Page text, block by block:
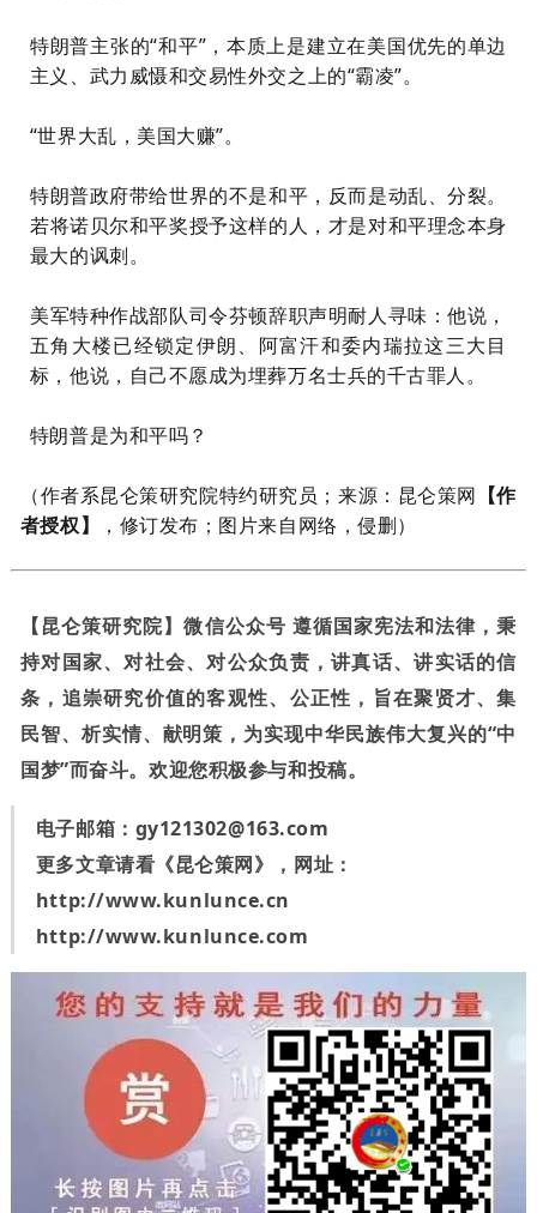
特朗普主张的“和平”，本质上是建立在美国优先的单边
主义、武力威慑和交易性外交之上的“霸凌”。
“世界大乱，美国大赚”。
特朗普政府带给世界的不是和平，反而是动乱、分裂。
若将诺贝尔和平奖授予这样的人，才是对和平理念本身
最大的讽刺。
美军特种作战部队司令芬顿辞职声明耐人寻味：他说，
五角大楼已经锁定伊朗、阿富汗和委内瑞拉这三大目
标，他说，自己不愿成为埋葬万名士兵的千古罪人。
特朗普是为和平吗？
（作者系昆仑策研究院特约研究员 ；来源：昆仑策网 【作
者授权】
，修订发布；图片来自网络，侵删）
【昆仑策研究院】微信公众号 遵循国家宪法和法律，秉
持对国家、对社会、对公众负责，讲真话、讲实话的信
条，追崇研究价值的客观性、公正性，旨在聚贤才、集
民智、析实情、献明策，为实现中华民族伟大复兴的“中
国梦”而奋斗。欢迎您积极参与和投稿。
电子邮箱： gy121302@163.com
更多文章请看《昆仑策网》，网址：
http://www.kunlunce.cn
http://www.kunlunce.com